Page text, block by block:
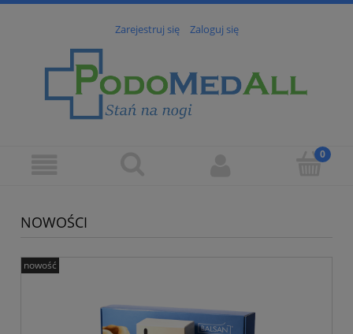
Zarejestruj się Zaloguj się
NOWOŚCI
nowość